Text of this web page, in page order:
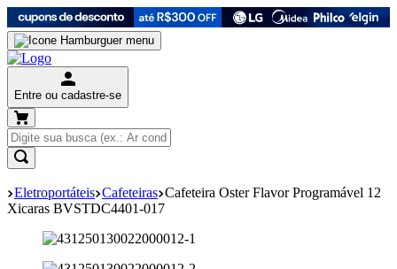
Entre ou cadastre-se
Eletroportáteis Cafeteiras Cafeteira Oster Flavor Programável 12
Xicaras BVSTDC4401-017